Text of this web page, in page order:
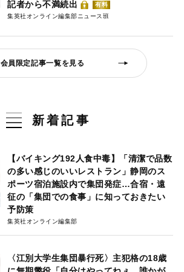
記者から不満続出
有料
集英社オンライン編集部ニュース班
会員限定記事一覧を見る
新着記事
【バイキング192人食中毒】「清潔で品数
の多い感じのいいレストラン」静岡のス
ポーツ宿泊施設内で集団発症…合宿・遠
征の「集団での食事」に知っておきたい
予防策
集英社オンライン編集部
〈江別大学生集団暴行死〉主犯格の18歳